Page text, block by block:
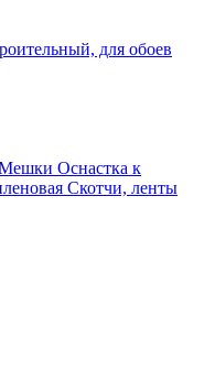
для обоев
Оснастка к
Скотчи, ленты